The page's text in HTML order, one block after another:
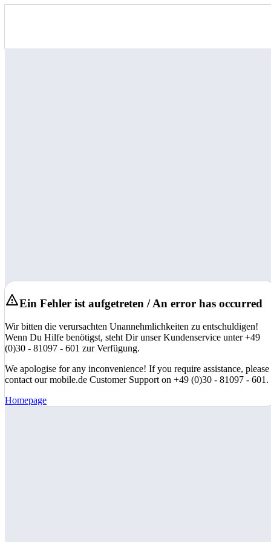
Ein Fehler ist aufgetreten / An error has occurred
Wir bitten die verursachten Unannehmlichkeiten zu entschuldigen!
Wenn Du Hilfe benötigst, steht Dir unser Kundenservice unter +49
(0)30 - 81097 - 601 zur Verfügung.
We apologise for any inconvenience! If you require assistance, please
contact our mobile.de Customer Support on +49 (0)30 - 81097 - 601.
Homepage